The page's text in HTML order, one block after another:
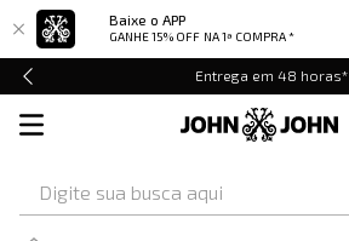
Baixe o APP
GANHE 15% OFF NA 1ª COMPRA *
Entrega em 48 horas*